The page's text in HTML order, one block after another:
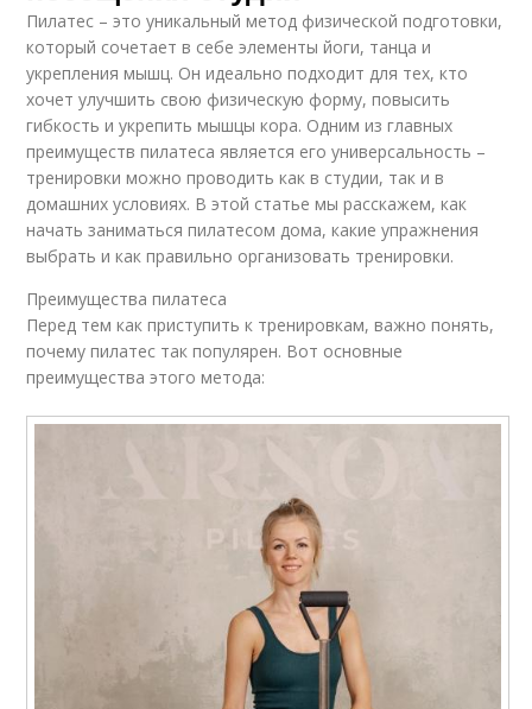
Пилатес – это уникальный метод физической подготовки,
который сочетает в себе элементы йоги, танца и
укрепления мышц. Он идеально подходит для тех, кто
хочет улучшить свою физическую форму, повысить
гибкость и укрепить мышцы кора. Одним из главных
преимуществ пилатеса является его универсальность –
тренировки можно проводить как в студии, так и в
домашних условиях. В этой статье мы расскажем, как
начать заниматься пилатесом дома, какие упражнения
выбрать и как правильно организовать тренировки.
Преимущества пилатеса
Перед тем как приступить к тренировкам, важно понять,
почему пилатес так популярен. Вот основные
преимущества этого метода: